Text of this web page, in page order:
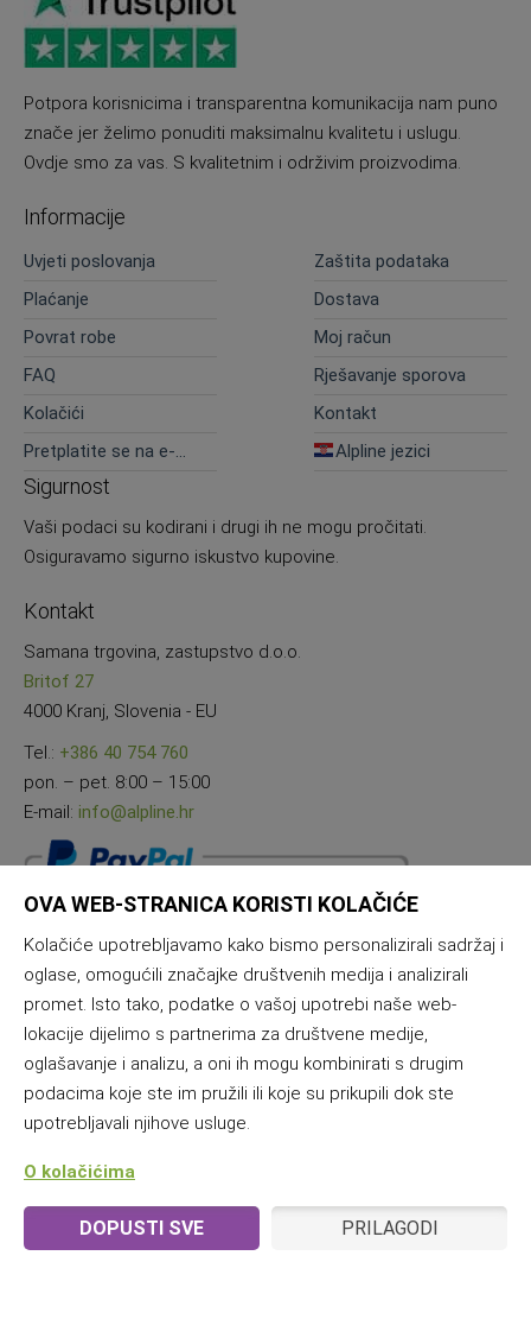
Potpora korisnicima i transparentna komunikacija nam puno
znače jer želimo ponuditi maksimalnu kvalitetu i uslugu.
Ovdje smo za vas. S kvalitetnim i održivim proizvodima.
Informacije
Uvjeti poslovanja
Zaštita podataka
Plaćanje
Dostava
Povrat robe
Moj račun
FAQ
Rješavanje sporova
Kolačići
Kontakt
Pretplatite se na e-
Alpline jezici
Sigurnost
Vaši podaci su kodirani i drugi ih ne mogu pročitati.
Osiguravamo sigurno iskustvo kupovine.
Kontakt
Samana trgovina, zastupstvo d.o.o.
Britof 27
4000 Kranj, Slovenia - EU
Tel.: +386 40 754 760
pon. – pet. 8:00 – 15:00
E-mail: info@alpline.hr
OVA WEB-STRANICA KORISTI KOLAČIĆE
Kolačiće upotrebljavamo kako bismo personalizirali sadržaj i
oglase, omogućili značajke društvenih medija i analizirali
promet. Isto tako, podatke o vašoj upotrebi naše web-
lokacije dijelimo s partnerima za društvene medije,
oglašavanje i analizu, a oni ih mogu kombinirati s drugim
podacima koje ste im pružili ili koje su prikupili dok ste
upotrebljavali njihove usluge.
O kolačićima
DOPUSTI SVE PRILAGODI